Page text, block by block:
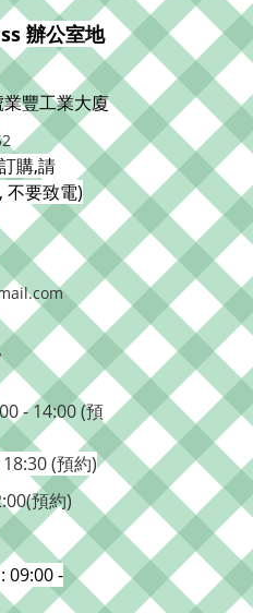
辦公室地
豐工業大廈
購,請
要致電)
- 14:00 (預
(預約)
預約)
: 09:00 -